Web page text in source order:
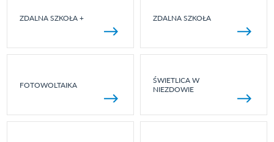
ZDALNA SZKOŁA + ZDALNA SZKOŁA
FOTOWOLTAIKA
ŚWIETLICA W
NIEZDOWIE